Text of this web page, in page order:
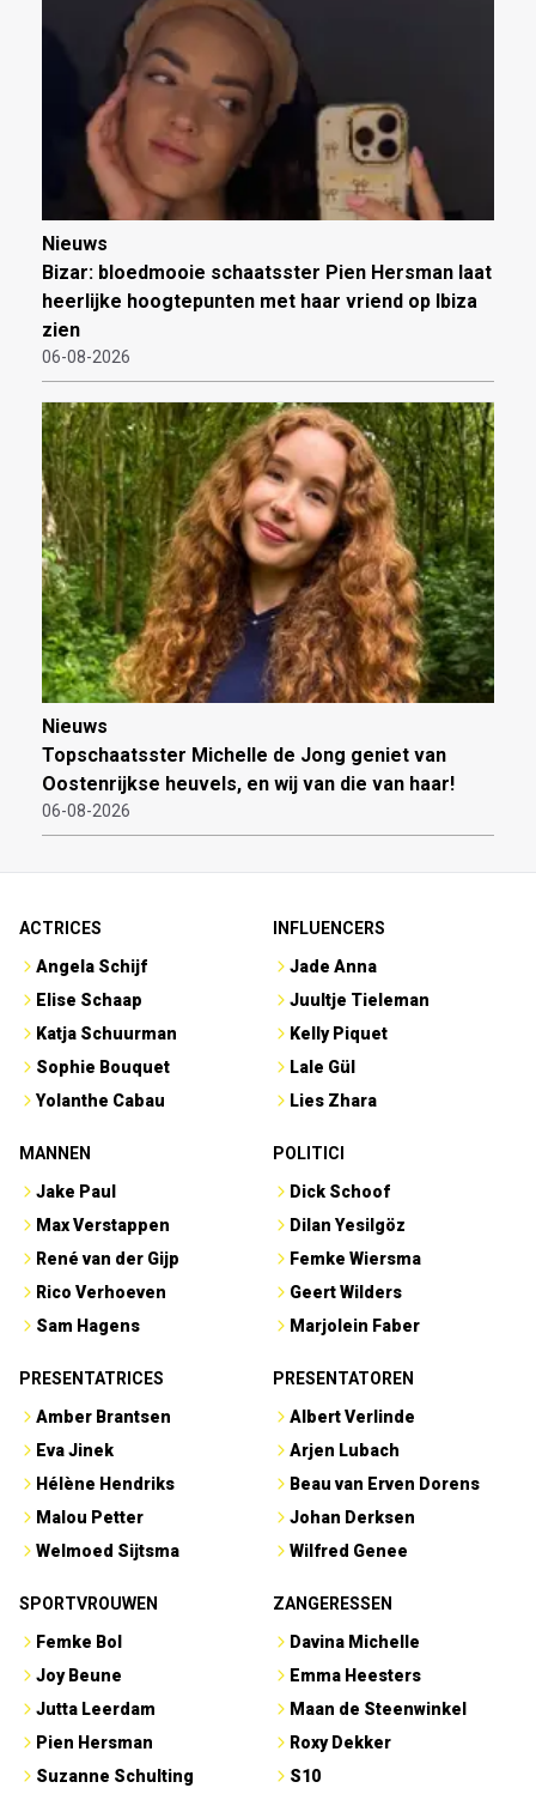
Nieuws
Bizar: bloedmooie schaatsster Pien Hersman laat
heerlijke hoogtepunten met haar vriend op Ibiza
zien
06-08-2026
Nieuws
Topschaatsster Michelle de Jong geniet van
Oostenrijkse heuvels, en wij van die van haar!
06-08-2026
ACTRICES
Angela Schijf
Elise Schaap
Katja Schuurman
Sophie Bouquet
Yolanthe Cabau
INFLUENCERS
Jade Anna
Juultje Tieleman
Kelly Piquet
Lale Gül
Lies Zhara
MANNEN
Jake Paul
Max Verstappen
René van der Gijp
Rico Verhoeven
Sam Hagens
POLITICI
Dick Schoof
Dilan Yesilgöz
Femke Wiersma
Geert Wilders
Marjolein Faber
PRESENTATRICES
Amber Brantsen
Eva Jinek
Hélène Hendriks
Malou Petter
Welmoed Sijtsma
PRESENTATOREN
Albert Verlinde
Arjen Lubach
Beau van Erven Dorens
Johan Derksen
Wilfred Genee
SPORTVROUWEN
Femke Bol
Joy Beune
Jutta Leerdam
Pien Hersman
Suzanne Schulting
ZANGERESSEN
Davina Michelle
Emma Heesters
Maan de Steenwinkel
Roxy Dekker
S10